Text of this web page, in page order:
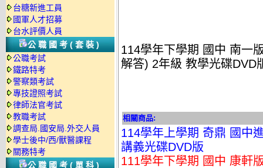
台糖新進工員
國軍人才招募
台水評價人員
公職國考(套裝)
公職考試
鐵路特考
警察類考試
專技證照考試
律師法官考試
教職考試
調查局.國安局.外交人員
學士後中/西/獸醫課程
關務特考
公職國考(單科)
114學年下學期 國中 南一
解答) 2年級 教學光碟DVD
相關商品:
114學年上學期 奇鼎 國中
講義光碟DVD版
111學年下學期 國中 康軒